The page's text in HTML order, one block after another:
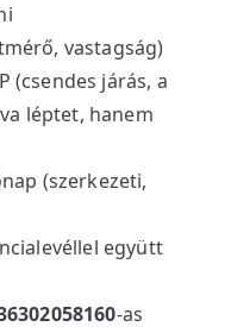
vastagság)
(csendes járás, a
léptet, hanem
(szerkezeti,
együtt
-as